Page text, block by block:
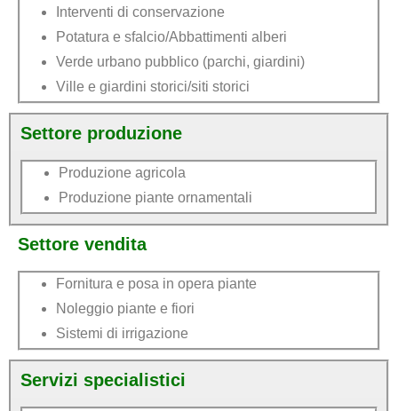
Interventi di conservazione
Potatura e sfalcio/Abbattimenti alberi
Verde urbano pubblico (parchi, giardini)
Ville e giardini storici/siti storici
Settore produzione
Produzione agricola
Produzione piante ornamentali
Settore vendita
Fornitura e posa in opera piante
Noleggio piante e fiori
Sistemi di irrigazione
Servizi specialistici